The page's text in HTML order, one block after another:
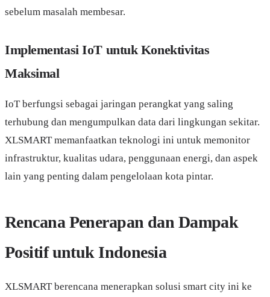
sebelum masalah membesar.
Implementasi IoT untuk Konektivitas
Maksimal
IoT berfungsi sebagai jaringan perangkat yang saling
terhubung dan mengumpulkan data dari lingkungan sekitar.
XLSMART memanfaatkan teknologi ini untuk memonitor
infrastruktur, kualitas udara, penggunaan energi, dan aspek
lain yang penting dalam pengelolaan kota pintar.
Rencana Penerapan dan Dampak
Positif untuk Indonesia
XLSMART berencana menerapkan solusi smart city ini ke